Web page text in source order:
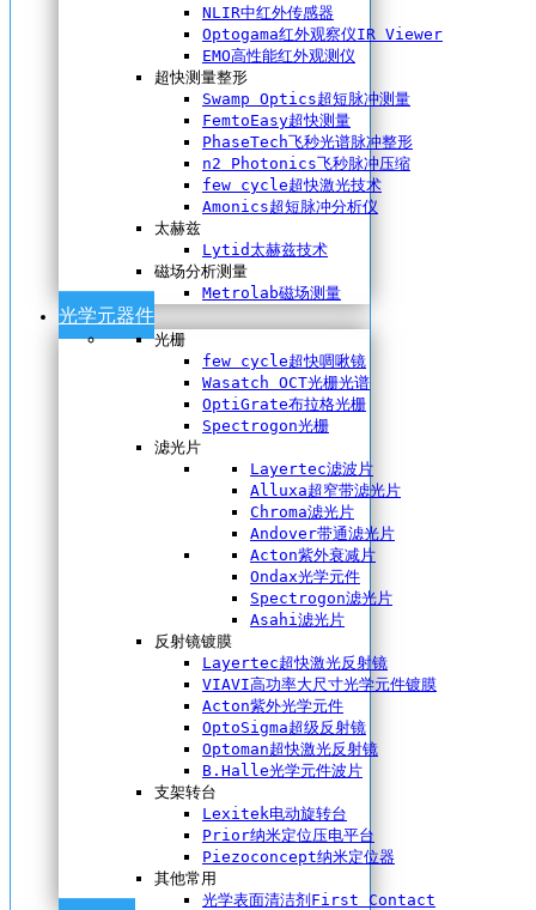
NLIR中红外传感器
Optogama红外观察仪IR Viewer
EMO高性能红外观测仪
超快测量整形
Swamp Optics超短脉冲测量
FemtoEasy超快测量
PhaseTech飞秒光谱脉冲整形
n2 Photonics飞秒脉冲压缩
few cycle超快激光技术
Amonics超短脉冲分析仪
太赫兹
Lytid太赫兹技术
磁场分析测量
Metrolab磁场测量
光学元器件
光栅
few cycle超快啁啾镜
Wasatch OCT光栅光谱
OptiGrate布拉格光栅
Spectrogon光栅
滤光片
Layertec滤波片
Alluxa超窄带滤光片
Chroma滤光片
Andover带通滤光片
Acton紫外衰减片
Ondax光学元件
Spectrogon滤光片
Asahi滤光片
反射镜镀膜
Layertec超快激光反射镜
VIAVI高功率大尺寸光学元件镀膜
Acton紫外光学元件
OptoSigma超级反射镜
Optoman超快激光反射镜
B.Halle光学元件波片
支架转台
Lexitek电动旋转台
Prior纳米定位压电平台
Piezoconcept纳米定位器
其他常用
光学表面清洁剂First Contact